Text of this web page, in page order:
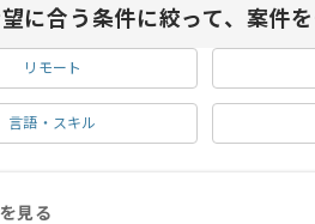
に合う条件に絞って、案件
リモート
言語・スキル
見る